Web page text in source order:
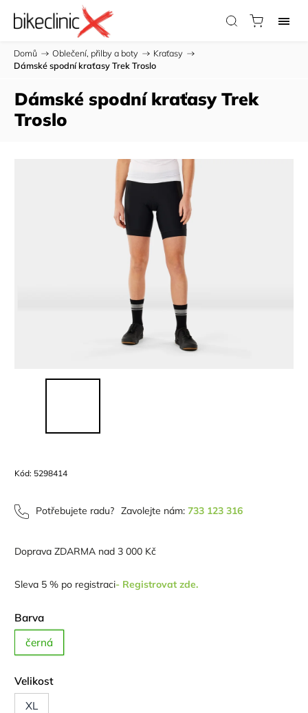
Domů / Oblečení, přilby a boty / Kraťasy /
Dámské spodní kraťasy Trek Troslo
Dámské spodní kraťasy Trek
Troslo
Kód: 5298414
Potřebujete radu? Zavolejte nám: 733 123 316
Doprava ZDARMA nad 3 000 Kč
Sleva 5 % po registraci- Registrovat zde.
Barva
černá
Velikost
XL